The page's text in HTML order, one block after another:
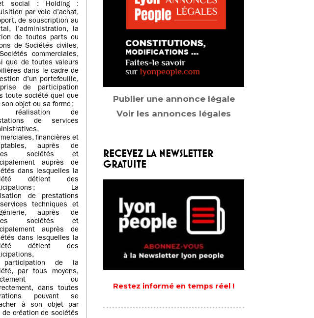
social : Holding :
par voie d’achat,
de souscription au
l’administration, la
de toutes parts ou
de Sociétés civiles,
commerciales,
que de toutes valeurs
dans le cadre de
d’un portefeuille,
de participation
toute société quel que
objet ou sa forme ;
réalisation de
de services
financières et
auprès de
sociétés et
auprès de
dans lesquelles la
détient des
; La
de prestations
techniques et
auprès de
sociétés et
auprès de
dans lesquelles la
détient des
participation de la
par tous moyens,
ou
dans toutes
pouvant se
à son objet par
de création de sociétés
Publier une annonce légale
Voir les annonces légales
RECEVEZ LA NEWSLETTER
GRATUITE
Restez informé en temps réel !